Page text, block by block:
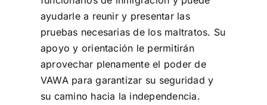
ayudarle a reunir y presentar las
pruebas necesarias de los maltratos. Su
apoyo y orientación le permitirán
aprovechar plenamente el poder de
VAWA para garantizar su seguridad y
su camino hacia la independencia.